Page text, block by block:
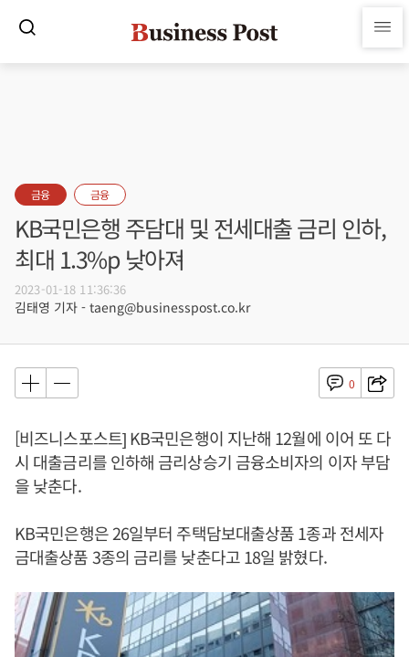
금융 금융
KB국민은행 주담대 및 전세대출 금리 인하,
최대 1.3%p 낮아져
2023-01-18 11:36:36
김태영 기자 - taeng@businesspost.co.kr
0
[비즈니스포스트] KB국민은행이 지난해 12월에 이어 또 다
시 대출금리를 인하해 금리상승기 금융소비자의 이자 부담
을 낮춘다.
KB국민은행은 26일부터 주택담보대출상품 1종과 전세자
금대출상품 3종의 금리를 낮춘다고 18일 밝혔다.